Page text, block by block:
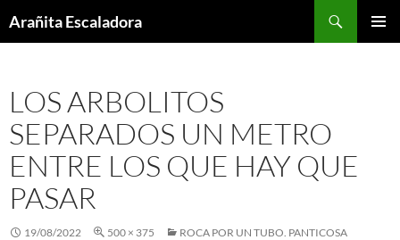
toArañita Escaladora
LOS ARBOLITOS
SEPARADOS UN METRO
ENTRE LOS QUE HAY QUE
PASAR
19/08/2022 500 × 375 ROCA POR UN TUBO. PANTICOSA